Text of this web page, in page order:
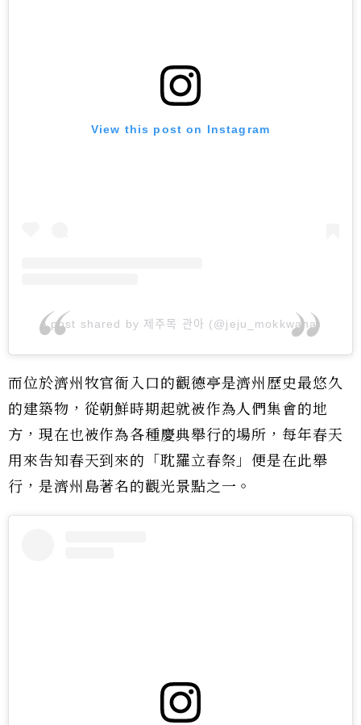
View this post on Instagram
A post shared by 제주목 관아 (@jeju_mokkwana)
而位於濟州牧官衙入口的觀德亭是濟州歷史最悠久
的建築物，從朝鮮時期起就被作為人們集會的地
方，現在也被作為各種慶典舉行的場所，每年春天
用來告知春天到來的「耽羅立春祭」便是在此舉
行，是濟州島著名的觀光景點之一。